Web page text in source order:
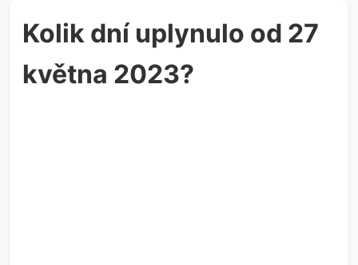
Kolik dní uplynulo od 27
května 2023?